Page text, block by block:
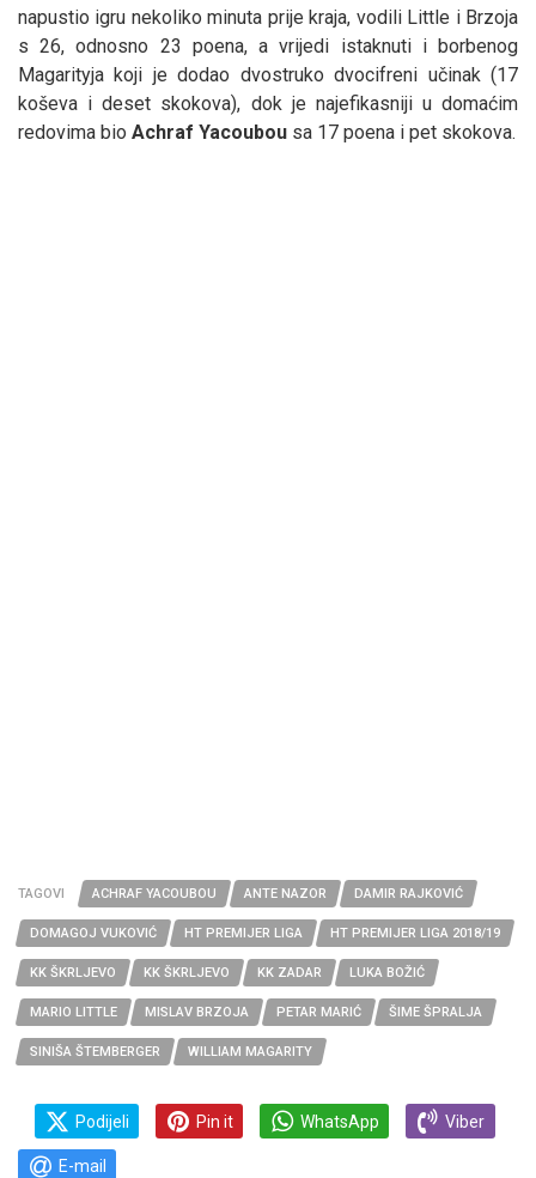
napustio igru nekoliko minuta prije kraja, vodili Little i Brzoja
s 26, odnosno 23 poena, a vrijedi istaknuti i borbenog
Magarityja koji je dodao dvostruko dvocifreni učinak (17
koševa i deset skokova), dok je najefikasniji u domaćim
redovima bio Achraf Yacoubou sa 17 poena i pet skokova.
TAGOVI ACHRAF YACOUBOU ANTE NAZOR DAMIR RAJKOVIĆ
DOMAGOJ VUKOVIĆ HT PREMIJER LIGA HT PREMIJER LIGA 2018/19
KK ŠKRLJEVO KK ŠKRLJEVO KK ZADAR LUKA BOŽIĆ
MARIO LITTLE MISLAV BRZOJA PETAR MARIĆ ŠIME ŠPRALJA
SINIŠA ŠTEMBERGER WILLIAM MAGARITY
Podijeli Pin it WhatsApp Viber
E-mail